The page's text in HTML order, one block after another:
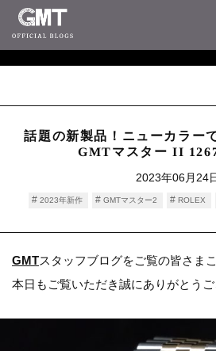
話題の新製品！ニューカラー
GMTマスター II
2023年06月24
2023年新作 GMTマスター2 ROLEX
GMTスタッフブログをご覧の皆さま
本日もご覧いただき誠にありがとうご